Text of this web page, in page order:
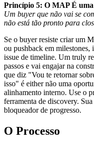
Princípio 5: O MAP É
Um buyer que não vai se
não está tão pronto para
Se o buyer resiste criar um
ou pushback em
issue de timeline. Um truly
passos e vai engajar na
que diz "Vou te retornar
isso" é either não uma
alinhamento interno. Use o
ferramenta de discovery.
bloqueador de progresso.
O Processo